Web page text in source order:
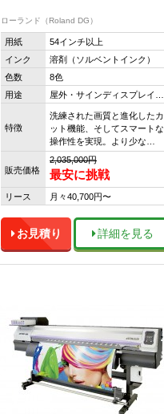
ローランド（Roland DG）
用紙
54インチ以上
インク
溶剤（ソルベントインク）
色数
8色
用途
屋外・サインディスプレイ…
特徴
洗練された画質と進化したカ
ット機能、そしてスマートな
操作性を実現。より少な…
販売価格
2,035,000円
最安に挑戦
リース 月々40,700円〜
お見積り 詳細を見る